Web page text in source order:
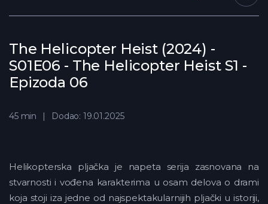
The Helicopter Heist (2024) -
S01E06 - The Helicopter Heist S1 -
Epizoda 06
45 min Dodao: 19.01.2025
Helikopterska pljačka je napeta serija zasnovana na
stvarnosti i vođena karakterima u osam delova o drami
koja stoji iza jedne od najspektakularnijih pljački u istoriji,